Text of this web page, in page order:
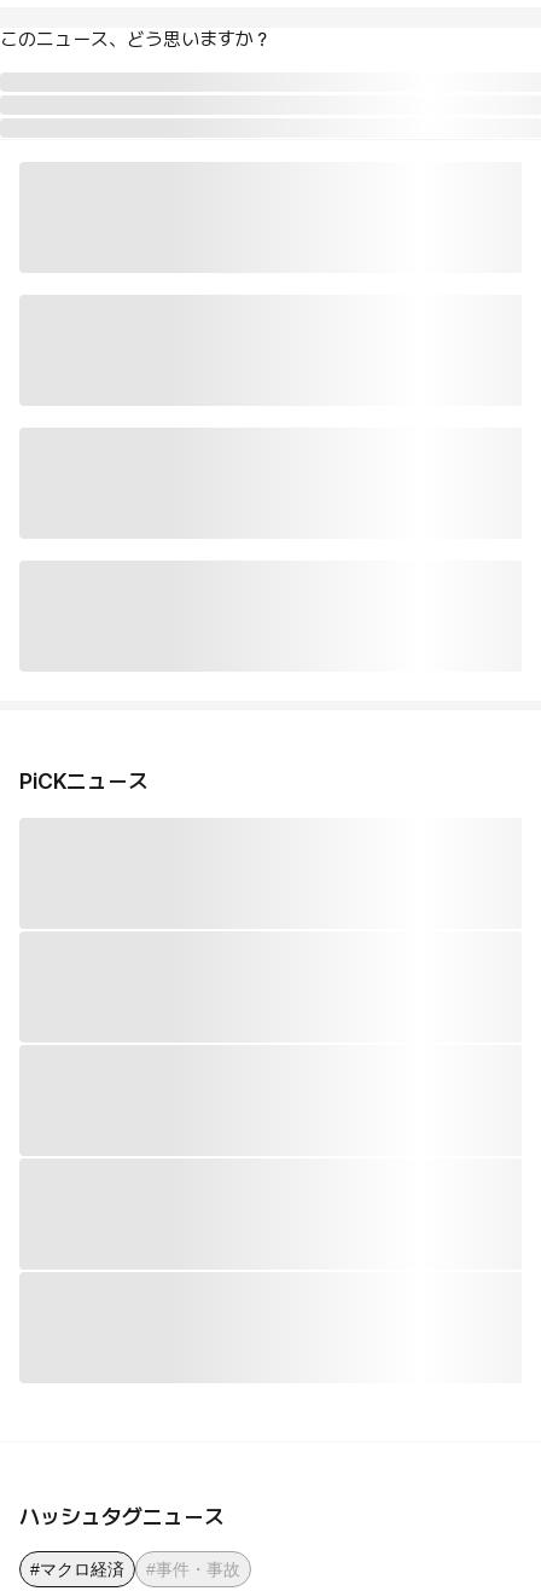
このニュース、どう思いますか？
PiCKニュース
ハッシュタグニュース
#マクロ経済 #事件・事故